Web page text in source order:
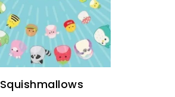
Squishmallows